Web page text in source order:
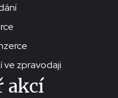
ve zpravodaji
akcí